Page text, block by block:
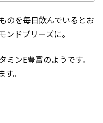
のを毎日飲んでいるとお
ドブリーズに。
ンE豊富のようです。
。